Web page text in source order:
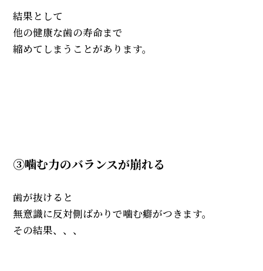
結果として
他の健康な歯の寿命まで
縮めてしまうことがあります。
③噛む力のバランスが崩れる
歯が抜けると
無意識に反対側ばかりで噛む癖がつきます。
その結果、、、